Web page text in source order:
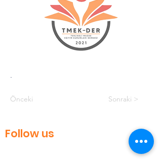
.
Önceki Sonraki >
Follow us
TMEKDER Follow us on our social